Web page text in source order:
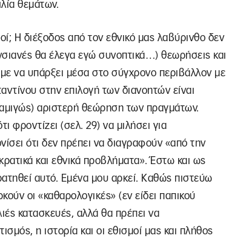
θεμάτων.
Η διέξοδος από τον εθνικό μας λαβύρινθο δεν
θα έλεγα εγώ συνοπτικά…) θεωρήσεις και
να υπάρξει μέσα στο σύγχρονο περιβάλλον με
στην επιλογή των διανοητών είναι
αριστερή θεώρηση των πραγμάτων.
φροντίζει (σελ. 29) να μιλήσει για
ότι δεν πρέπει να διαγραφούν «από την
και εθνικά προβλήματα». Έστω και ως
αυτό. Εμένα μου αρκεί. Καθώς πιστεύω
οι «καθαρολογικές» (εν είδει παπικού
κατασκευές, αλλά θα πρέπει να
η ιστορία και οι εθισμοί μας και πλήθος